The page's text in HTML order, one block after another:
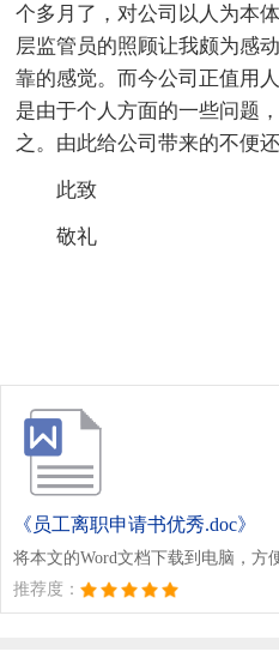
个多月了，对公司以人为本
层监管员的照顾让我颇为感
靠的感觉。而今公司正值用
是由于个人方面的一些问题
之。由此给公司带来的不便
此致
敬礼
《员工离职申请书优秀.doc》
将本文的Word文档下载到电脑，方
推荐度：